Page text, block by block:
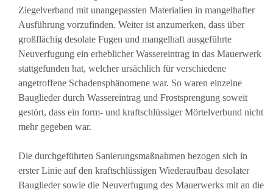
Ziegelverband mit unangepassten Materialien in mangelhafter
Ausführung vorzufinden. Weiter ist anzumerken, dass über
großflächig desolate Fugen und mangelhaft ausgeführte
Neuverfugung ein erheblicher Wassereintrag in das Mauerwerk
stattgefunden hat, welcher ursächlich für verschiedene
angetroffene Schadensphänomene war. So waren einzelne
Bauglieder durch Wassereintrag und Frostsprengung soweit
gestört, dass ein form- und kraftschlüssiger Mörtelverbund nicht
mehr gegeben war.
Die durchgeführten Sanierungsmaßnahmen bezogen sich in
erster Linie auf den kraftschlüssigen Wiederaufbau desolater
Bauglieder sowie die Neuverfugung des Mauerwerks mit an die